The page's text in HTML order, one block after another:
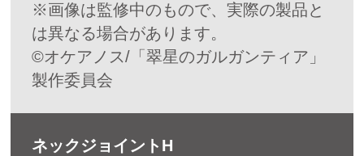
※画像は監修中のもので、実際の製品と
は異なる場合があります。
©オケアノス/「翠星のガルガンティア」
製作委員会
ネックジョイントH